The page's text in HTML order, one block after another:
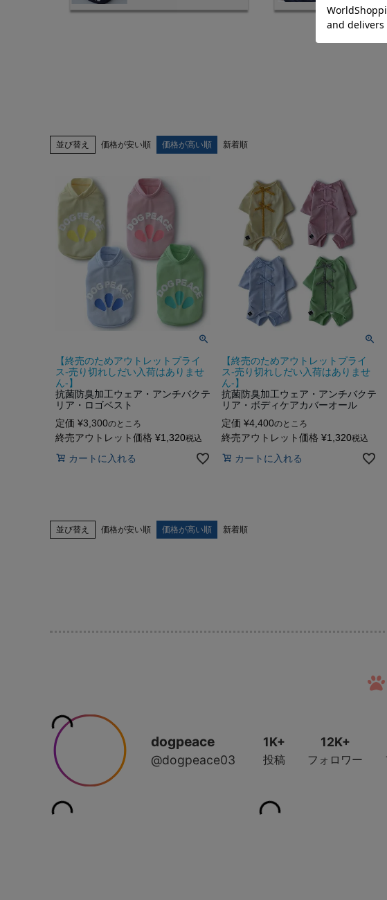
並び替え 価格が安い順 価格が高い順 新着順
【終売のためアウトレットプライ
ス-売り切れしだい入荷はありませ
ん-】
抗菌防臭加工ウェア・アンチバクテ
リア・ロゴベスト
定価 ¥3,300のところ
終売アウトレット価格 ¥1,320税込
カートに入れる
【終売のためアウトレットプライ
ス-売り切れしだい入荷はありませ
ん-】
抗菌防臭加工ウェア・アンチバクテ
リア・ボディケアカバーオール
定価 ¥4,400のところ
終売アウトレット価格 ¥1,320税込
カートに入れる
並び替え 価格が安い順 価格が高い順 新着順